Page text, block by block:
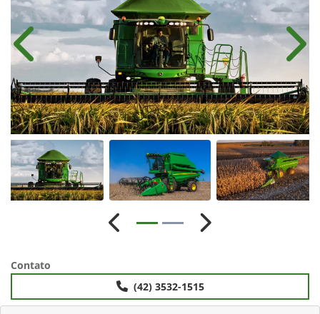
Anterior
Anterior Próximo
Contato
(42) 3532-1515